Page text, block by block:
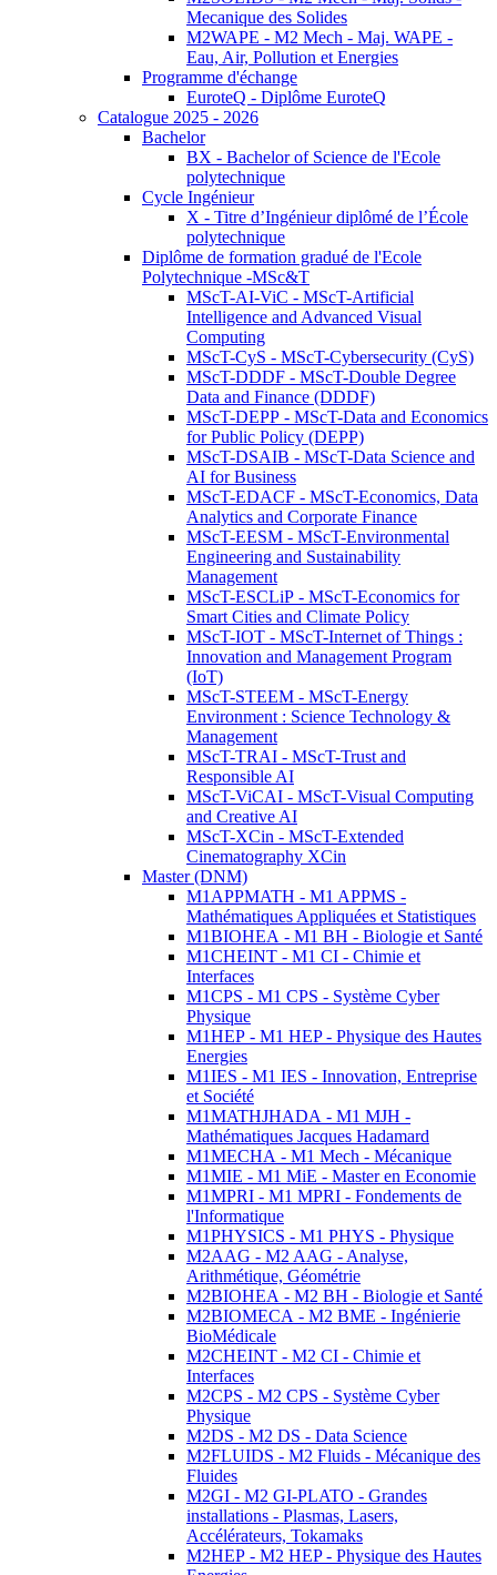
Mecanique des Solides
M2WAPE - M2 Mech - Maj. WAPE -
Eau, Air, Pollution et Energies
Programme d'échange
EuroteQ - Diplôme EuroteQ
Catalogue 2025 - 2026
Bachelor
BX - Bachelor of Science de l'Ecole
polytechnique
Cycle Ingénieur
X - Titre d’Ingénieur diplômé de l’École
polytechnique
Diplôme de formation gradué de l'Ecole
Polytechnique -MSc&T
MScT-AI-ViC - MScT-Artificial
Intelligence and Advanced Visual
Computing
MScT-CyS - MScT-Cybersecurity (CyS)
MScT-DDDF - MScT-Double Degree
Data and Finance (DDDF)
MScT-DEPP - MScT-Data and Economics
for Public Policy (DEPP)
MScT-DSAIB - MScT-Data Science and
AI for Business
MScT-EDACF - MScT-Economics, Data
Analytics and Corporate Finance
MScT-EESM - MScT-Environmental
Engineering and Sustainability
Management
MScT-ESCLiP - MScT-Economics for
Smart Cities and Climate Policy
MScT-IOT - MScT-Internet of Things :
Innovation and Management Program
(IoT)
MScT-STEEM - MScT-Energy
Environment : Science Technology &
Management
MScT-TRAI - MScT-Trust and
Responsible AI
MScT-ViCAI - MScT-Visual Computing
and Creative AI
MScT-XCin - MScT-Extended
Cinematography XCin
Master (DNM)
M1APPMATH - M1 APPMS -
Mathématiques Appliquées et Statistiques
M1BIOHEA - M1 BH - Biologie et Santé
M1CHEINT - M1 CI - Chimie et
Interfaces
M1CPS - M1 CPS - Système Cyber
Physique
M1HEP - M1 HEP - Physique des Hautes
Energies
M1IES - M1 IES - Innovation, Entreprise
et Société
M1MATHJHADA - M1 MJH -
Mathématiques Jacques Hadamard
M1MECHA - M1 Mech - Mécanique
M1MIE - M1 MiE - Master en Economie
M1MPRI - M1 MPRI - Fondements de
l'Informatique
M1PHYSICS - M1 PHYS - Physique
M2AAG - M2 AAG - Analyse,
Arithmétique, Géométrie
M2BIOHEA - M2 BH - Biologie et Santé
M2BIOMECA - M2 BME - Ingénierie
BioMédicale
M2CHEINT - M2 CI - Chimie et
Interfaces
M2CPS - M2 CPS - Système Cyber
Physique
M2DS - M2 DS - Data Science
M2FLUIDS - M2 Fluids - Mécanique des
Fluides
M2GI - M2 GI-PLATO - Grandes
installations - Plasmas, Lasers,
Accélérateurs, Tokamaks
M2HEP - M2 HEP - Physique des Hautes